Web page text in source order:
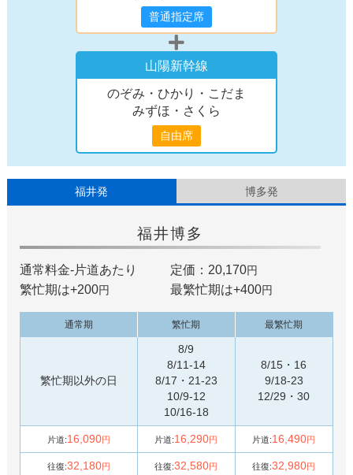
普通指定席
山陽新幹線
のぞみ・ひかり・こだま
みずほ・さくら
自由席
福井発 博多発
福井博多
通常料金-片道あたり 定価：20,170円
繁忙期は+200円 最繁忙期は+400円
通常期 繁忙期 最繁忙期
繁忙期以外の日
8/9
8/11-14
8/17・21-23
10/9-12
10/16-18
8/15・16
9/18-23
12/29・30
片道:16,090円 片道:16,290円 片道:16,490円
往復:32,180円 往復:32,580円 往復:32,980円